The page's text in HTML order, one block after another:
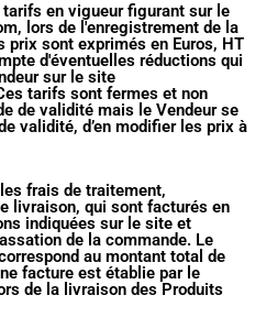
en vigueur figurant sur le
lors de l'enregistrement de la
prix sont exprimés en Euros, HT
d'éventuelles réductions qui
sur le site
tarifs sont fermes et non
de validité mais le Vendeur se
validité, d’en modifier les prix à
frais de traitement,
livraison, qui sont facturés en
indiquées sur le site et
de la commande. Le
au montant total de
facture est établie par le
de la livraison des Produits